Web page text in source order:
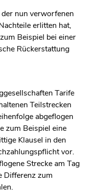
nun verworfenen
erlitten hat,
Beispiel bei einer
Rückerstattung
Tarife
Teilstrecken
abgeflogen
zum Beispiel eine
Klausel in den
vor.
Strecke am Tag
Differenz zum